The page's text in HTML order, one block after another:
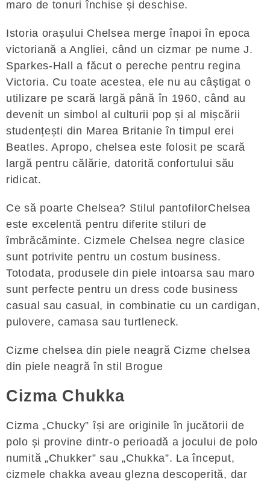
maro de tonuri închise și deschise.
Istoria orașului Chelsea merge înapoi în epoca
victoriană a Angliei, când un cizmar pe nume J.
Sparkes-Hall a făcut o pereche pentru regina
Victoria. Cu toate acestea, ele nu au câștigat o
utilizare pe scară largă până în 1960, când au
devenit un simbol al culturii pop și al mișcării
studențești din Marea Britanie în timpul erei
Beatles. Apropo, chelsea este folosit pe scară
largă pentru călărie, datorită confortului său
ridicat.
Ce să poarte Chelsea? Stilul pantofilorChelsea
este excelentă pentru diferite stiluri de
îmbrăcăminte. Cizmele Chelsea negre clasice
sunt potrivite pentru un costum business.
Totodata, produsele din piele intoarsa sau maro
sunt perfecte pentru un dress code business
casual sau casual, in combinatie cu un cardigan,
pulovere, camasa sau turtleneck.
Cizme chelsea din piele neagră Cizme chelsea
din piele neagră în stil Brogue
Cizma Chukka
Cizma „Chucky” își are originile în jucătorii de
polo și provine dintr-o perioadă a jocului de polo
numită „Chukker” sau „Chukka”. La început,
cizmele chakka aveau glezna descoperită, dar